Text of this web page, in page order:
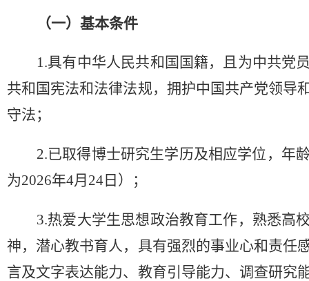
（一） 基本条件
1.具有中华人民共和国国籍，且为中共党
共和国宪法和法律法规，拥护中国共产党领导
守法；
2.已取得博士研究生学历及相应学位，年
为2026年4月24日 ）；
3.热爱大学生思想政治教育工作，熟悉高
神，潜心教书育人，具有强烈的事业心和责任
言及文字表达能力、教育引导能力、调查研究